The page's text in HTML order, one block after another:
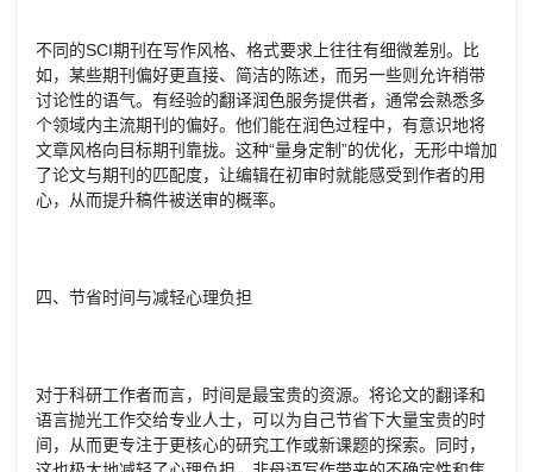
不同的SCI期刊在写作风格、格式要求上往往有细微差别。比
如，某些期刊偏好更直接、简洁的陈述，而另一些则允许稍带
讨论性的语气。有经验的翻译润色服务提供者，通常会熟悉多
个领域内主流期刊的偏好。他们能在润色过程中，有意识地将
文章风格向目标期刊靠拢。这种“量身定制”的优化，无形中增加
了论文与期刊的匹配度，让编辑在初审时就能感受到作者的用
心，从而提升稿件被送审的概率。
四、节省时间与减轻心理负担
对于科研工作者而言，时间是最宝贵的资源。将论文的翻译和
语言抛光工作交给专业人士，可以为自己节省下大量宝贵的时
间，从而更专注于更核心的研究工作或新课题的探索。同时，